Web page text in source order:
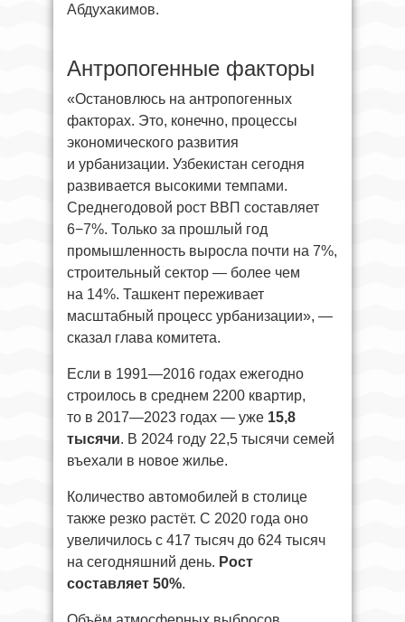
Абдухакимов.
Антропогенные факторы
«Остановлюсь на антропогенных
факторах. Это, конечно, процессы
экономического развития
и урбанизации. Узбекистан сегодня
развивается высокими темпами.
Среднегодовой рост ВВП составляет
6−7%. Только за прошлый год
промышленность выросла почти на 7%,
строительный сектор — более чем
на 14%. Ташкент переживает
масштабный процесс урбанизации», —
сказал глава комитета.
Если в 1991—2016 годах ежегодно
строилось в среднем 2200 квартир,
то в 2017—2023 годах — уже 15,8
тысячи. В 2024 году 22,5 тысячи семей
въехали в новое жилье.
Количество автомобилей в столице
также резко растёт. С 2020 года оно
увеличилось с 417 тысяч до 624 тысяч
на сегодняшний день. Рост
составляет 50%.